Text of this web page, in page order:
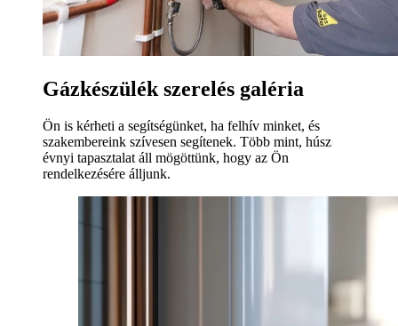
Gázkészülék szerelés galéria
Ön is kérheti a segítségünket, ha felhív minket, és
szakembereink szívesen segítenek. Több mint, húsz
évnyi tapasztalat áll mögöttünk, hogy az Ön
rendelkezésére álljunk.